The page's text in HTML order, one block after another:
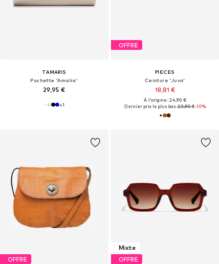
TAMARIS
Pochette 'Amalia'
29,95 €
+1
OFFRE
PIECES
Ceinture 'Juva'
18,81 €
À l'origine : 24,90 €
Dernier prix le plus bas :20,90 €-10%
OFFRE
Mixte
OFFRE